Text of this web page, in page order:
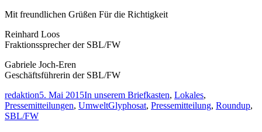
Mit freundlichen Grüßen Für die Richtigkeit
Reinhard Loos
Fraktionssprecher der SBL/FW
Gabriele Joch-Eren
Geschäftsführerin der SBL/FW
Autor
redaktionVeröffentlicht
am
5. Mai 2015Kategorien
In unserem Briefkasten, Lokales,
Pressemitteilungen, UmweltSchlagwörter
Glyphosat, Pressemitteilung, Roundup,
SBL/FW